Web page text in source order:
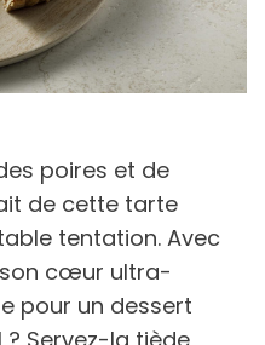
poires et de
de cette tarte
tentation. Avec
cœur ultra-
pour un dessert